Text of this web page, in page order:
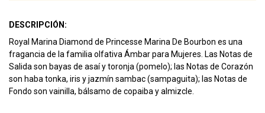
DESCRIPCIÓN:
Royal Marina Diamond de Princesse Marina De Bourbon es una
fragancia de la familia olfativa Ámbar para Mujeres. Las Notas de
Salida son bayas de asaí y toronja (pomelo); las Notas de Corazón
son haba tonka, iris y jazmín sambac (sampaguita); las Notas de
Fondo son vainilla, bálsamo de copaiba y almizcle.